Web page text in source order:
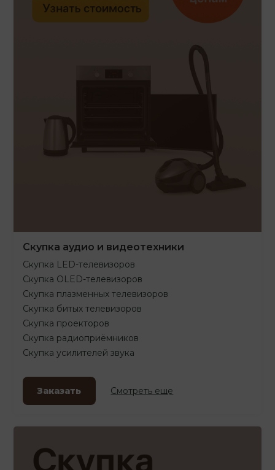
Скупка аудио и видеотехники
Скупка LED-телевизоров
Скупка OLED-телевизоров
Скупка плазменных телевизоров
Скупка битых телевизоров
Скупка проекторов
Скупка радиоприёмников
Скупка усилителей звука
Заказать Смотреть еще